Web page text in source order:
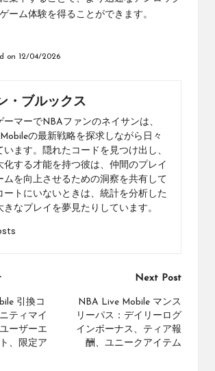
ーム体験を得ることができます。
on 12/04/2026
・ブルックス
ーマーでNBAファンのネイサンは、
の最新戦略を探求しながら日々
います。隠れたコードを見つけ出し、
化する才能を持つ彼は、仲間のプレイ
ムを向上させるための洞察を共有して
ートにいないときは、統計を分析した
きなプレイを夢見たりしています。
引換コ
ティマイ
ーザーエ
、限定ア
Next Post
NBA Live Mobile マンス
リーパス：デイリーログ
インボーナス、ティア報
酬、ユニークアイテム